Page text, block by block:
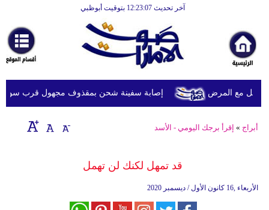
آخر تحديث 12:23:07 بتوقيت أبوظبي
أخبارعاجلة
رياضة
ثقافة
إقتصاد
إصابة سفينة شحن بمقذوف مجهول قرب سواحل مع المرض
أبراج » إقرأ برجك اليومي - الأسد
قد تمهل لكنك لن تهمل
الأربعاء ,16 كانون الأول / ديسمبر 2020